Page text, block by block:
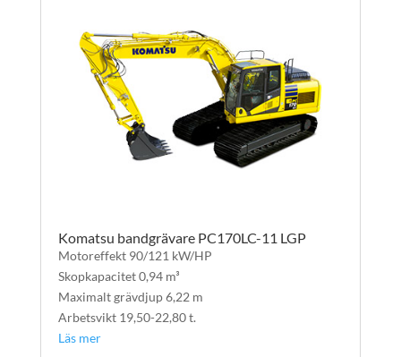
Komatsu bandgrävare PC170LC-11 LGP
Motoreffekt 90/121 kW/HP
Skopkapacitet 0,94 m³
Maximalt grävdjup 6,22 m
Arbetsvikt 19,50-22,80 t.
Läs mer